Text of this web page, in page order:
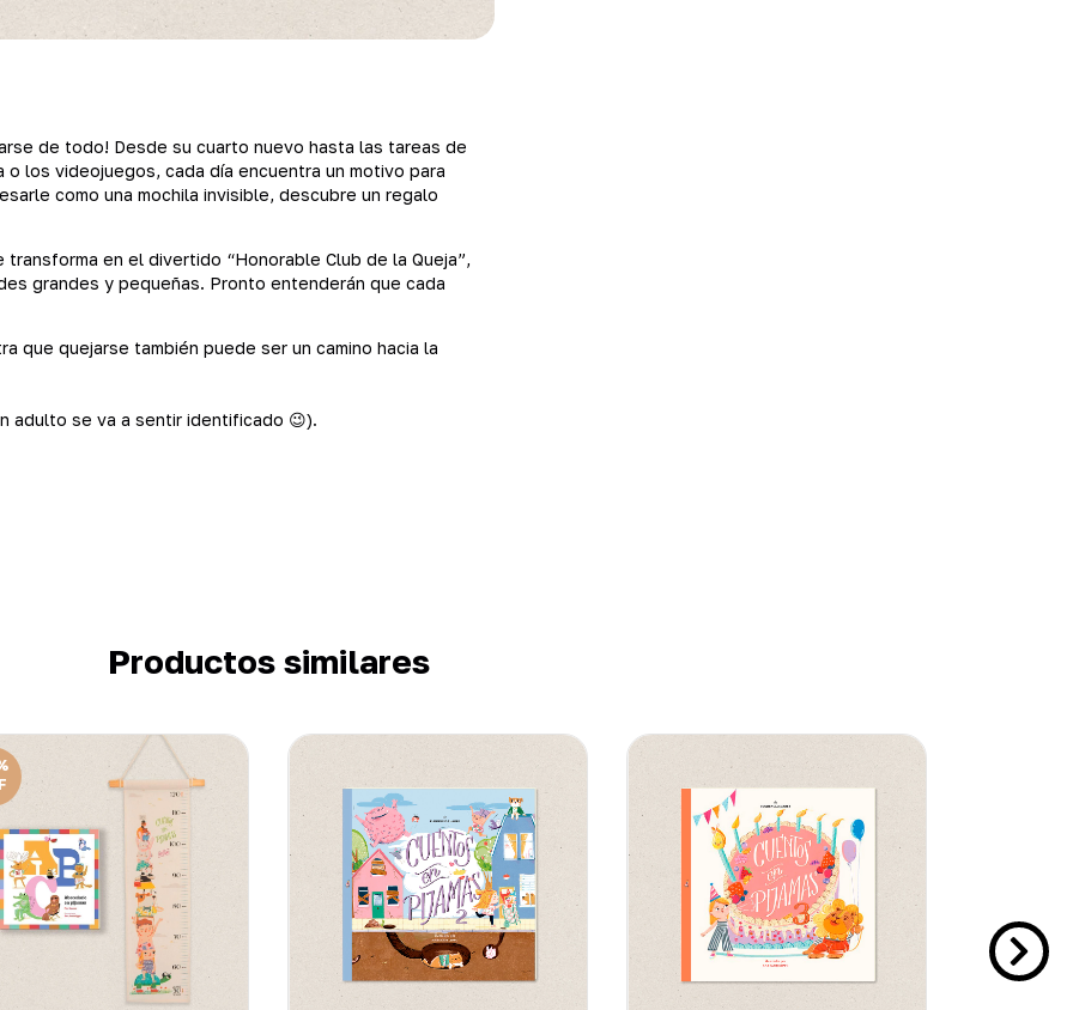
de todo! Desde su cuarto nuevo hasta las tareas de
los videojuegos, cada día encuentra un motivo para
como una mochila invisible, descubre un regalo
en el divertido “Honorable Club de la Queja”,
grandes y pequeñas. Pronto entenderán que cada
que quejarse también puede ser un camino hacia la
adulto se va a sentir identificado 😉).
Productos similares